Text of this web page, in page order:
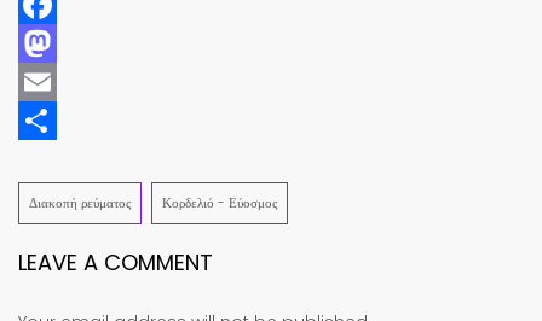
Facebook
Mastodon
Email
Διακοπή ρεύματος Κορδελιό - Εύοσμος
LEAVE A COMMENT